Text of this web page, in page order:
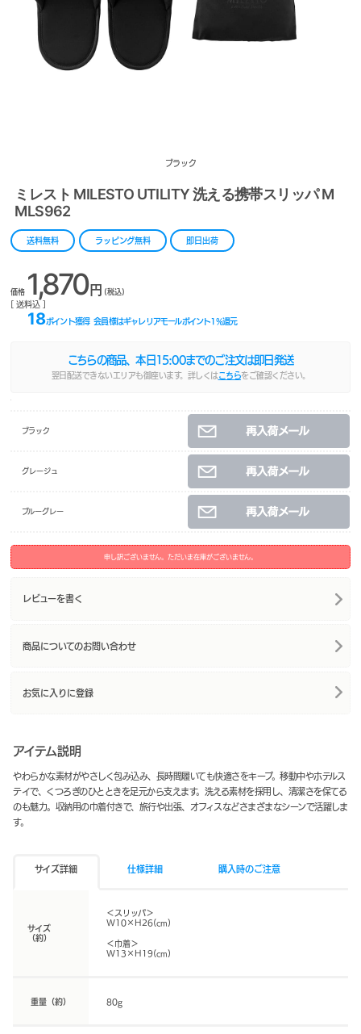
ブラック
ミレスト MILESTO UTILITY 洗える携帯スリッパ M
MLS962
送料無料 ラッピング無料 即日出荷
価格 1,870円 (税込)
[ 送料込 ]
18ポイント獲得 会員様はギャレリアモールポイント1 %還元
こちらの商品、本日 15:00までのご注文は即日発送
翌日配送できないエリアも御座います。詳しくは こちらをご確認ください。
ブラック
グレージュ
ブルーグレー
申し訳ございません。ただいま在庫がございません。
レビューを書く
商品についてのお問い合わせ
お気に入りに登録
アイテム説明
やわらかな素材がやさしく包み込み、長時間履いても快適さをキープ。移動中やホテルス
テイで、くつろぎのひとときを足元から支えます。洗える素材を採用し、清潔さを保てる
のも魅力。収納用の巾着付きで、旅行や出張、オフィスなどさまざまなシーンで活躍しま
す。
サイズ詳細 仕様詳細 購入時のご注意
サイズ
（約）
＜スリッパ＞
W10×H26(cm)
＜巾着＞
W13×H19(cm)
重量（約） 80g